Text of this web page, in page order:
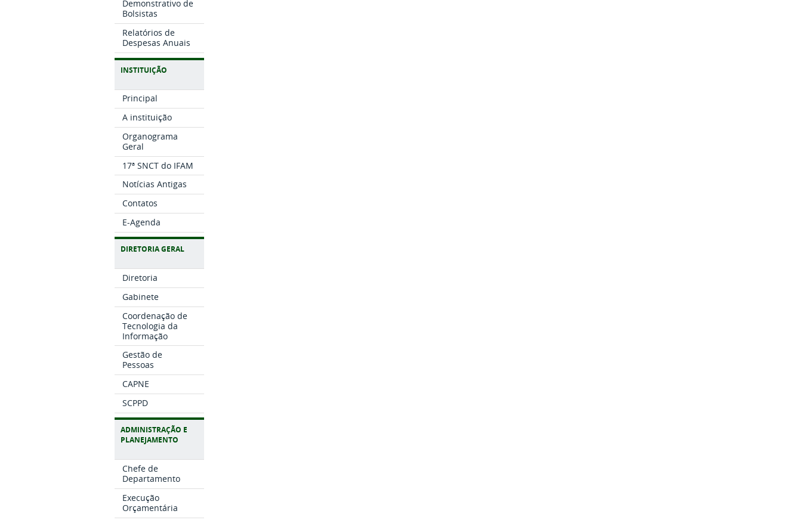
Demonstrativo de
Bolsistas
Relatórios de
Despesas Anuais
INSTITUIÇÃO
Principal
A instituição
Organograma
Geral
17ª SNCT do IFAM
Notícias Antigas
Contatos
E-Agenda
DIRETORIA GERAL
Diretoria
Gabinete
Coordenação de
Tecnologia da
Informação
Gestão de
Pessoas
CAPNE
SCPPD
ADMINISTRAÇÃO E
PLANEJAMENTO
Chefe de
Departamento
Execução
Orçamentária